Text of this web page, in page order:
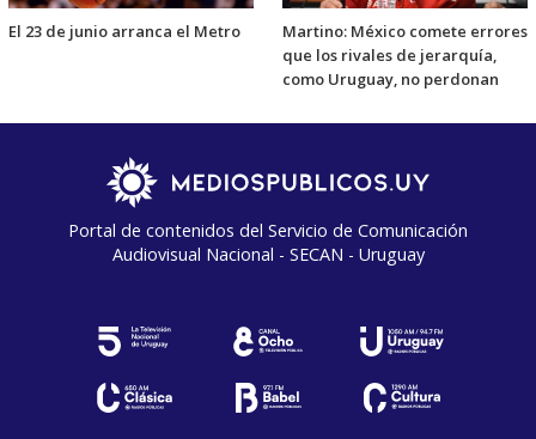
El 23 de junio arranca el Metro
Martino: México comete errores
que los rivales de jerarquía,
como Uruguay, no perdonan
Portal de contenidos del Servicio de Comunicación
Audiovisual Nacional - SECAN - Uruguay